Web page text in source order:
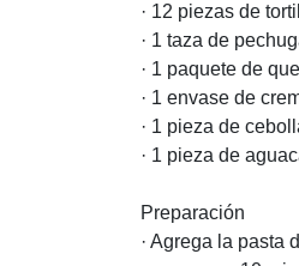
· 12 piezas de
· 1 taza de
· 1 paquete de
· 1 envase de
· 1 pieza de
· 1 pieza de
Preparación
· Agrega la pasta